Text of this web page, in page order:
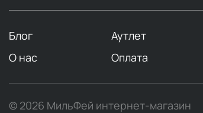
Блог Аутлет
О нас
Оплата
© 2026 МильФей интернет-магазин